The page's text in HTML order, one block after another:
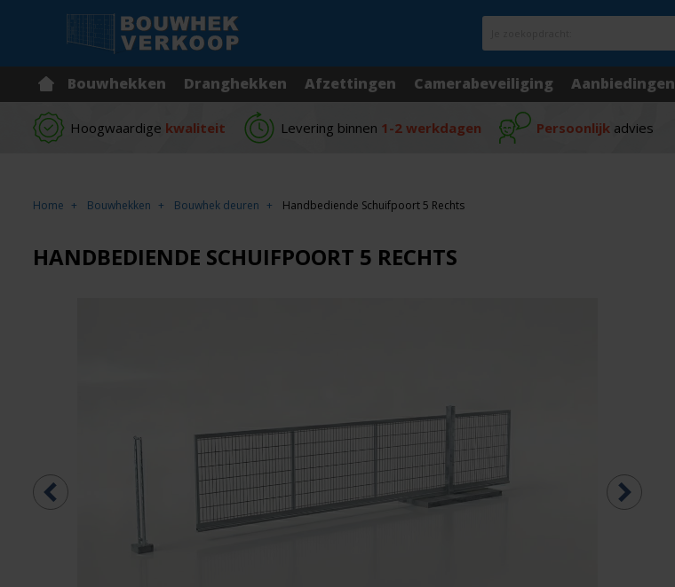
Bouwhekken Dranghekken Afzettingen Camerabeveiliging Aanbiedingen
Hoogwaardige kwaliteit Levering binnen 1-2 werkdagen Persoonlijk advies
Home Bouwhekken Bouwhek deuren Handbediende Schuifpoort 5 Rechts
HANDBEDIENDE SCHUIFPOORT 5 RECHTS